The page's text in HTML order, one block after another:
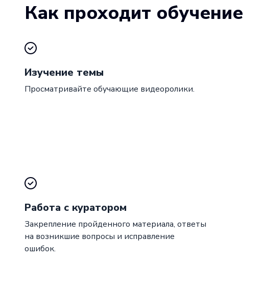
Как проходит обучение
Изучение темы
Просматривайте обучающие видеоролики.
Работа с куратором
Закрепление пройденного материала, ответы
на возникшие вопросы и исправление
ошибок.